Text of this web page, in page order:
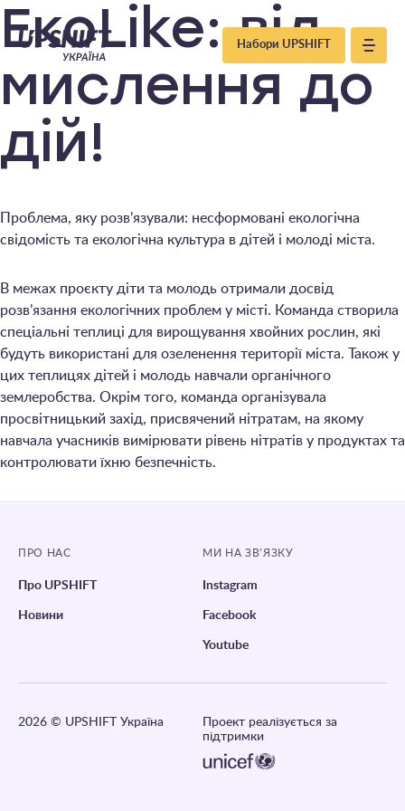
Upshift
–
Україна
Набори UPSHIFT
ЕкоLike: від
мислення до
дій!
Проблема, яку розв’язували: несформовані екологічна
свідомість та екологічна культура в дітей і молоді міста.
В межах проєкту діти та молодь отримали досвід
розв’язання екологічних проблем у місті. Команда створила
спеціальні теплиці для вирощування хвойних рослин, які
будуть використані для озеленення території міста. Також у
цих теплицях дітей і молодь навчали органічного
землеробства. Окрім того, команда організувала
просвітницький захід, присвячений нітратам, на якому
навчала учасників вимірювати рівень нітратів у продуктах та
контролювати їхню безпечність.
ПРО НАС
Про UPSHIFT
Новини
МИ НА ЗВ’ЯЗКУ
Instagram
Facebook
Youtube
2026 © UPSHIFT Україна
Проект реалізується за
підтримки